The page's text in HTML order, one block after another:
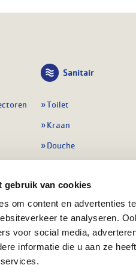
gebruik van cookies
om content en advertenties
te analyseren.
voor social media,
informatie die u aan ze
Sanitair
Toilet
Kraan
Douche
Badmeubel
Afvoeren
Alle sanitair